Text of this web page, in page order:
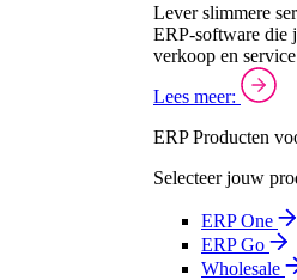
Lever slimmere
ERP-software die
verkoop en
Lees meer:
ERP Producten
Selecteer jouw
ERP One
ERP Go
Wholesale